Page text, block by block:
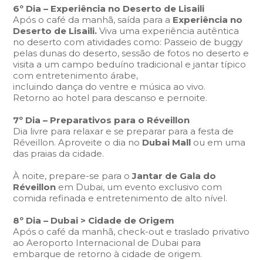
6º Dia – Experiência no Deserto de Lisaili
Após o café da manhã, saída para a Experiência no
Deserto de Lisaili.Viva uma experiência autêntica
no deserto com atividades como: Passeio de buggy
pelas dunas do deserto, sessão de fotos no deserto e
visita a um campo beduíno tradicional e jantar típico
com entretenimento árabe,
incluindo dança do ventre e música ao vivo.
Retorno ao hotel para descanso e pernoite.
7º Dia – Preparativos para o Réveillon
Dia livre para relaxar e se preparar para a festa de
Réveillon. Aproveite o dia no Dubai Mall ou em uma
das praias da cidade.
À noite, prepare-se para oJantar de Gala do
Réveillon em Dubai, um evento exclusivo com
comida refinada e entretenimento de alto nível.
8º Dia – Dubai > Cidade de Origem
Após o café da manhã, check-out e traslado privativo
ao Aeroporto Internacional de Dubai para
embarque de retorno à cidade de origem.